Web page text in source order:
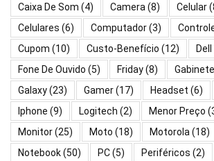
Caixa De Som (4) Camera (8) Celular
Celulares (6) Computador(3)
Cupom (10) Custo-Benefício (12) Dell
Fone De Ouvido (5) Friday(8) Gabinete
Galaxy(23) Gamer(17) Headset (6)
Iphone (9) Logitech (2) Menor Preço
Monitor(25) Moto (18) Motorola (18)
Notebook(50) PC(5) Periféricos (2)